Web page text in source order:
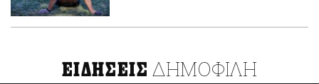
ΕΙΔΗΣΕΙΣ ΔΗΜΟΦΙΛΗ